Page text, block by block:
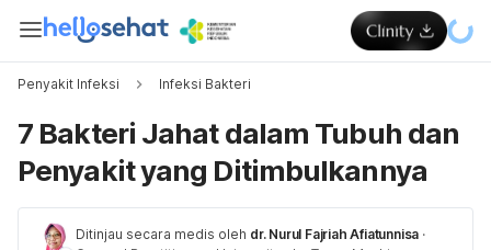
Penyakit Infeksi Infeksi Bakteri
7 Bakteri Jahat dalam Tubuh dan
Penyakit yang Ditimbulkannya
Ditinjau secara medis oleh dr. Nurul Fajriah Afiatunnisa ·